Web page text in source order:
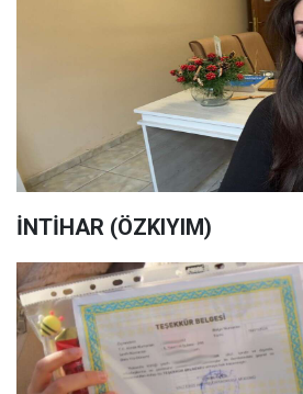
İNTİHAR (ÖZKIYIM)